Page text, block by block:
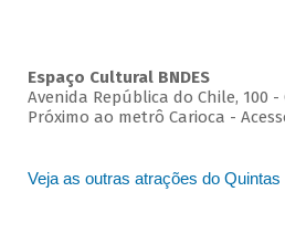
Espaço Cultural BNDES
Avenida República do Chile, 100 -
Próximo ao metrô Carioca -
Veja as outras atrações do